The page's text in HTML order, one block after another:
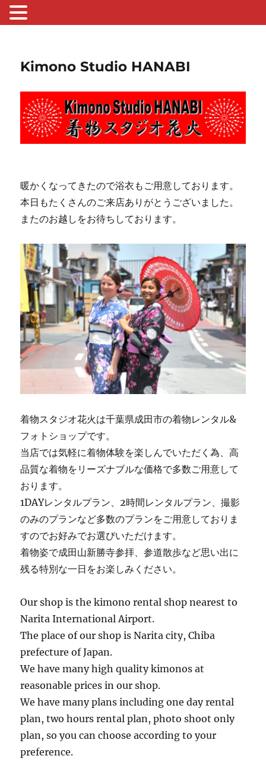
Kimono Studio HANABI
暖かくなってきたので浴衣もご用意しております。
本日もたくさんのご来店ありがとうございました。
またのお越しをお待ちしております。
着物スタジオ花火は千葉県成田市の着物レンタル&
フォトショップです。
当店では気軽に着物体験を楽しんでいただく為、高
品質な着物をリーズナブルな価格で多数ご用意して
おります。
1DAYレンタルプラン、2時間レンタルプラン、撮影
のみのプランなど多数のプランをご用意しておりま
すのでお好みでお選びいただけます。
着物姿で成田山新勝寺参拝、参道散歩など思い出に
残る特別な一日をお楽しみください。
Our shop is the kimono rental shop nearest to
Narita International Airport.
The place of our shop is Narita city, Chiba
prefecture of Japan.
We have many high quality kimonos at
reasonable prices in our shop.
We have many plans including one day rental
plan, two hours rental plan, photo shoot only
plan, so you can choose according to your
preference.